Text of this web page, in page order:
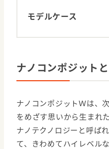
モデルケース
ナノコンポジット
ナノコンポジットＷは、
をめざす思いから生まれ
ナノテクノロジーと呼ば
て、きわめてハイレベル